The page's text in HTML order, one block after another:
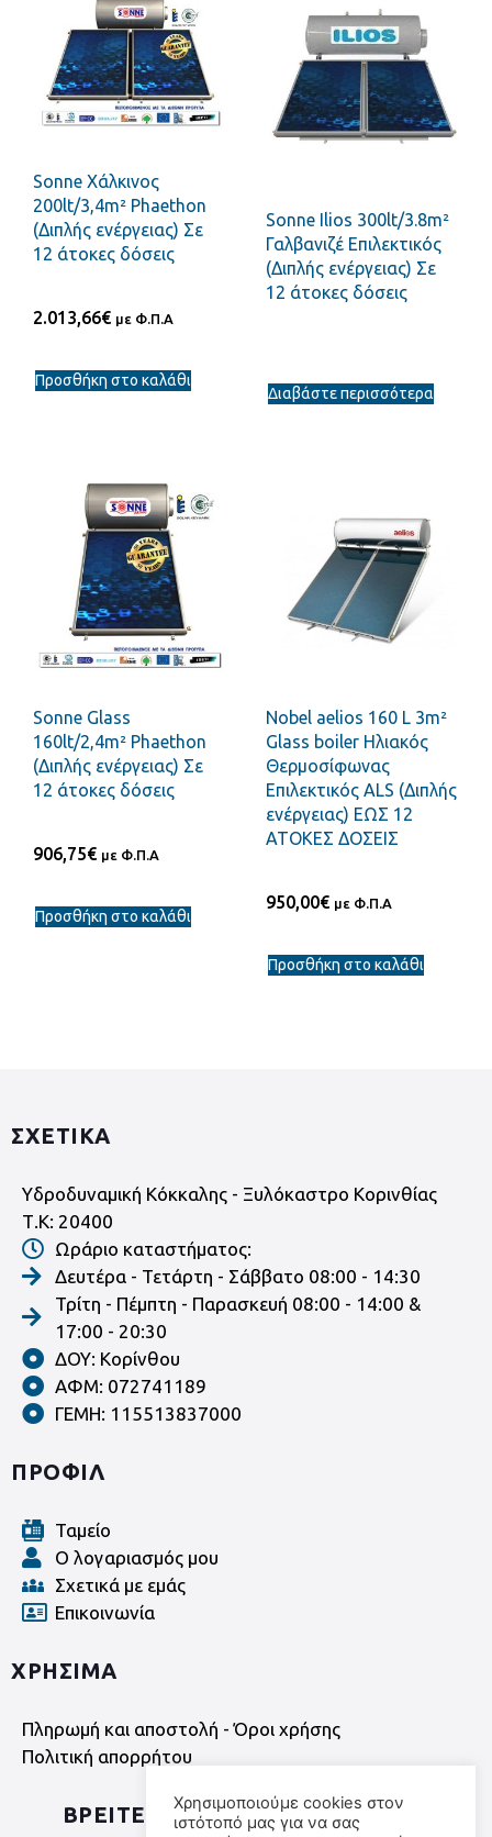
Sonne Χάλκινος
200lt/3,4m² Phaethon
(Διπλής ενέργειας) Σε
12 άτοκες δόσεις
2.013,66€ με Φ.Π.Α
Προσθήκη στο καλάθι
Sonne Ilios 300lt/3.8m²
Γαλβανιζέ Επιλεκτικός
(Διπλής ενέργειας) Σε
12 άτοκες δόσεις
Διαβάστε περισσότερα
Sonne Glass
160lt/2,4m² Phaethon
(Διπλής ενέργειας) Σε
12 άτοκες δόσεις
906,75€ με Φ.Π.Α
Προσθήκη στο καλάθι
Nobel aelios 160 L 3m²
Glass boiler Ηλιακός
Θερμοσίφωνας
Επιλεκτικός ALS (Διπλής
ενέργειας) ΕΩΣ 12
ΑΤΟΚΕΣ ΔΟΣΕΙΣ
950,00€ με Φ.Π.Α
Προσθήκη στο καλάθι
ΣΧΕΤΙΚΑ
Υδροδυναμική Κόκκαλης - Ξυλόκαστρο Κορινθίας
Τ.Κ: 20400
Ωράριο καταστήματος:
Δευτέρα - Τετάρτη - Σάββατο 08:00 - 14:30
Τρίτη - Πέμπτη - Παρασκευή 08:00 - 14:00 &
17:00 - 20:30
ΔΟΥ: Κορίνθου
ΑΦΜ: 072741189
ΓΕΜΗ: 115513837000
ΠΡΟΦΙΛ
Ταμείο
Ο λογαριασμός μου
Σχετικά με εμάς
Επικοινωνία
ΧΡΗΣΙΜΑ
Πληρωμή και αποστολή - Όροι χρήσης
Πολιτική απορρήτου
ΒΡΕΙΤΕ ΜΑΣ ΣΤΑ SOCIAL MEDIA
Χρησιμοποιούμε cookies στον
ιστότοπό μας για να σας